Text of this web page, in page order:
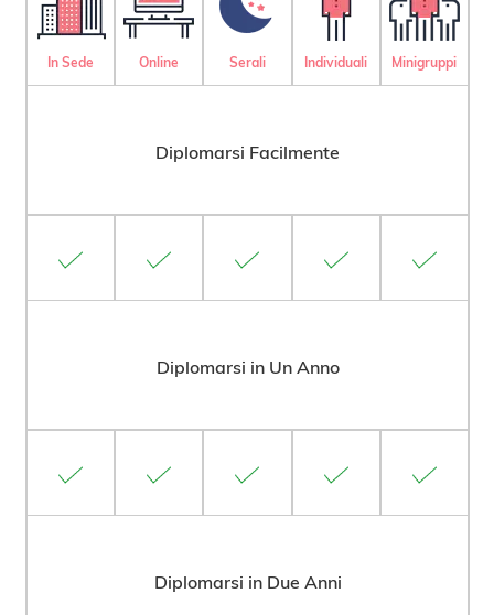
In Sede Online Serali Individuali Minigruppi
Diplomarsi Facilmente
Diplomarsi in Un Anno
Diplomarsi in Due Anni